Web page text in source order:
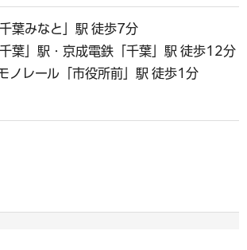
葉みなと」駅 徒歩7分
葉」駅・京成電鉄「千葉」駅 徒歩12分
ノレール「市役所前」駅 徒歩1分